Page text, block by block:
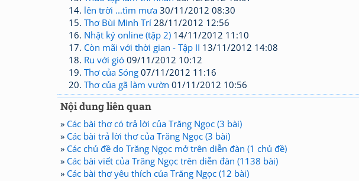
lên trời ...tìm mưa 30/11/2012 08:30
Thơ Bùi Minh Trí 28/11/2012 12:56
Nhật ký online (tập 2) 14/11/2012 11:10
Còn mãi với thời gian - Tập II 13/11/2012 14:08
Ru với gió 09/11/2012 10:12
Thơ của Sóng 07/11/2012 11:16
Thơ của gã làm vườn 01/11/2012 10:56
Nội dung liên quan
» Các bài thơ có trả lời của Trăng Ngọc (3 bài)
» Các bài trả lời thơ của Trăng Ngọc (3 bài)
» Các chủ đề do Trăng Ngọc mở trên diễn đàn (1 chủ đề)
» Các bài viết của Trăng Ngọc trên diễn đàn (1138 bài)
» Các bài thơ yêu thích của Trăng Ngọc (12 bài)